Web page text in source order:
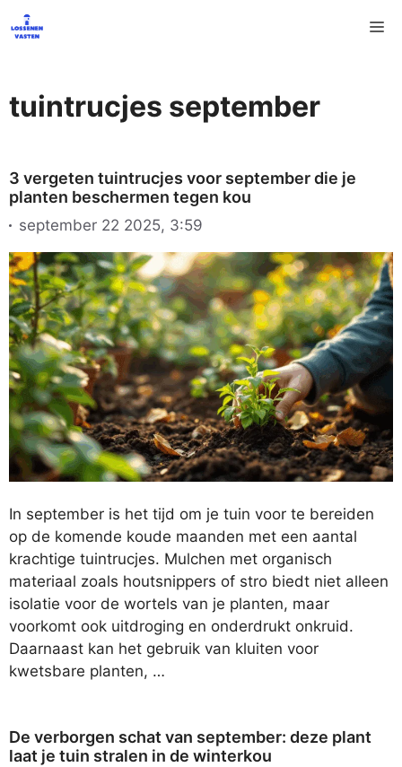
naar
tuintrucjes september
3 vergeten tuintrucjes voor september die je
planten beschermen tegen kou
september 22 2025, 3:59
In september is het tijd om je tuin voor te bereiden
op de komende koude maanden met een aantal
krachtige tuintrucjes. Mulchen met organisch
materiaal zoals houtsnippers of stro biedt niet alleen
isolatie voor de wortels van je planten, maar
voorkomt ook uitdroging en onderdrukt onkruid.
Daarnaast kan het gebruik van kluiten voor
kwetsbare planten, …
De verborgen schat van september: deze plant
laat je tuin stralen in de winterkou